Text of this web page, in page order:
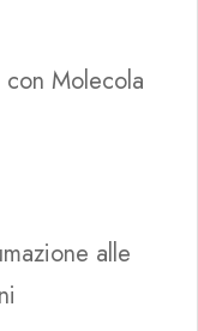
Molecola
alle